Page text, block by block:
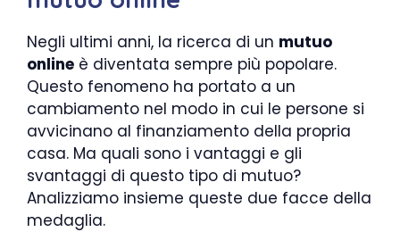
Negli ultimi anni, la ricerca di un mutuo
online è diventata sempre più popolare.
Questo fenomeno ha portato a un
cambiamento nel modo in cui le persone si
avvicinano al finanziamento della propria
casa. Ma quali sono i vantaggi e gli
svantaggi di questo tipo di mutuo?
Analizziamo insieme queste due facce della
medaglia.